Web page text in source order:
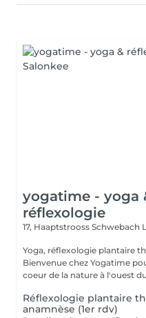
yogatime - yoga
réflexologie
17, Haaptstrooss Schwebach
Yoga, réflexologie plantaire
Bienvenue chez Yogatime
coeur de la nature à l'ouest
Réflexologie plantaire
anamnèse (1er rdv)